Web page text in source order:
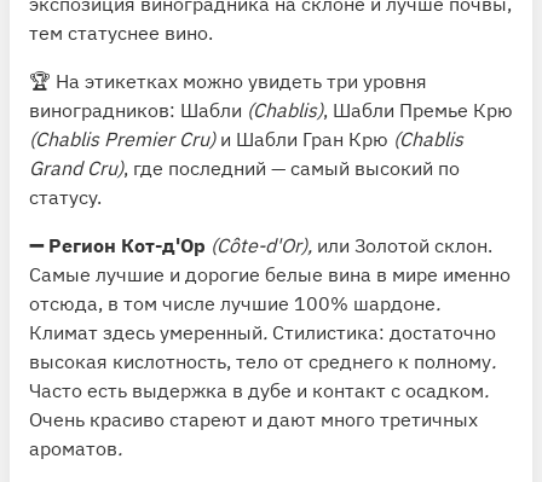
тем статуснее вино.
🏆 На этикетках можно увидеть три уровня
виноградников: Шабли (Chablis), Шабли Премье Крю
(Chablis Premier Cru) и Шабли Гран Крю (Chablis
Grand Cru), где последний — самый высокий по
статусу.
➖ Регион Кот-д'Ор (Côte-d'Or), или Золотой склон.
Самые лучшие и дорогие белые вина в мире именно
отсюда, в том числе лучшие 100% шардоне.
Климат здесь умеренный. Стилистика: достаточно
высокая кислотность, тело от среднего к полному.
Часто есть выдержка в дубе и контакт с осадком.
Очень красиво стареют и дают много третичных
ароматов.